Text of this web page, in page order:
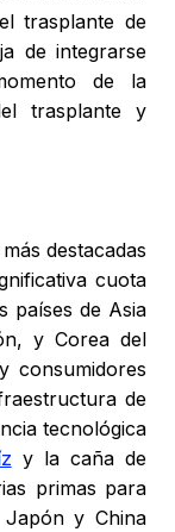
trasplante de
de integrarse
de la
trasplante y
destacadas
cuota
países de Asia
y Corea del
consumidores
de
tecnológica
y la caña de
primas para
y China